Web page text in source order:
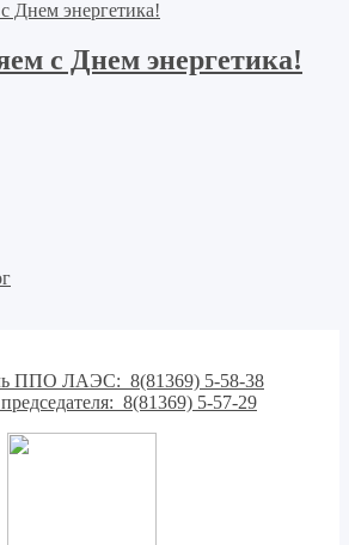
с Днем энергетика!
ППО ЛАЭС: 8(81369) 5-58-38
8(81369) 5-57-29